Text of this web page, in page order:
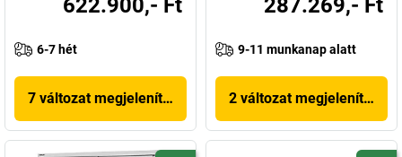
622.900,- Ft
6-7 hét
7 változat megjelenítése
287.269,- Ft
9-11 munkanap alatt
2 változat megjelenítése